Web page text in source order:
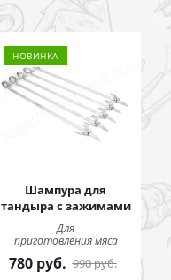
НОВИНКА
Шампура для
тандыра с зажимами
Для
приготовления мяса
780руб. 990руб.